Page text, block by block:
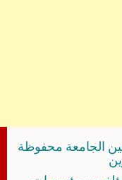
الجامعة محفوظة